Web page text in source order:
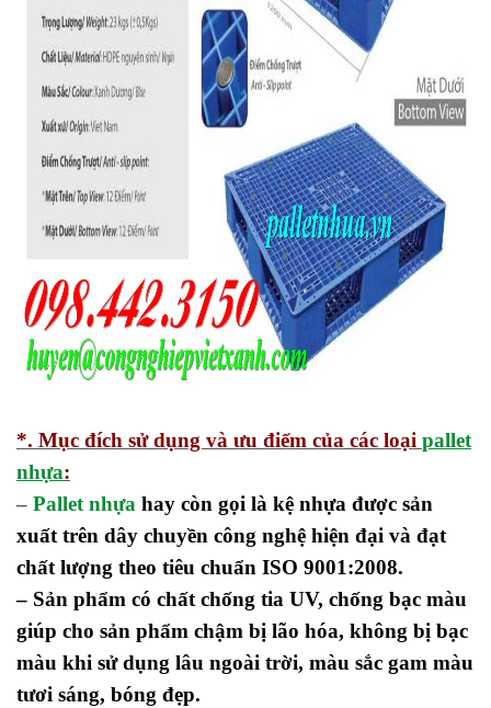
*. Mục đích sử dụng và ưu điểm của các loại pallet
nhựa:
– Pallet nhựa hay còn gọi là kệ nhựa được sản
xuất trên dây chuyền công nghệ hiện đại và đạt
chất lượng theo tiêu chuẩn ISO 9001:2008.
– Sản phẩm có chất chống tia UV, chống bạc màu
giúp cho sản phẩm chậm bị lão hóa, không bị bạc
màu khi sử dụng lâu ngoài trời, màu sắc gam màu
tươi sáng, bóng đẹp.